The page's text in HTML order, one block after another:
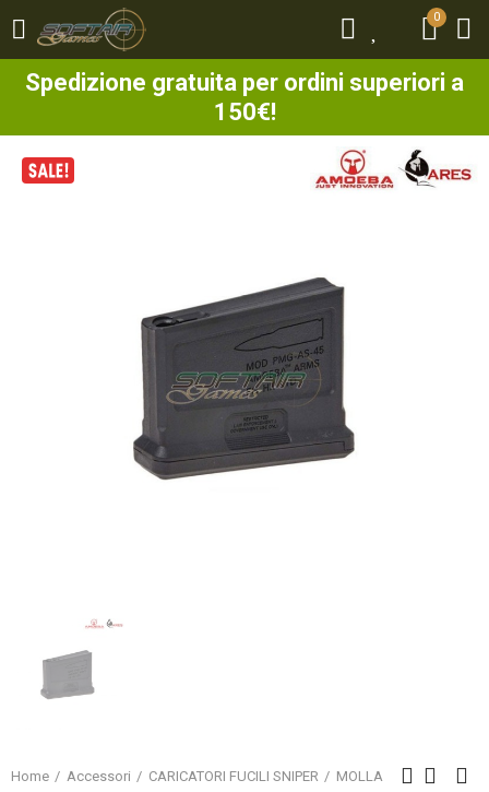
0
Spedizione gratuita per ordini superiori a
150€!
0
Home Accessori CARICATORI FUCILI SNIPER MOLLA